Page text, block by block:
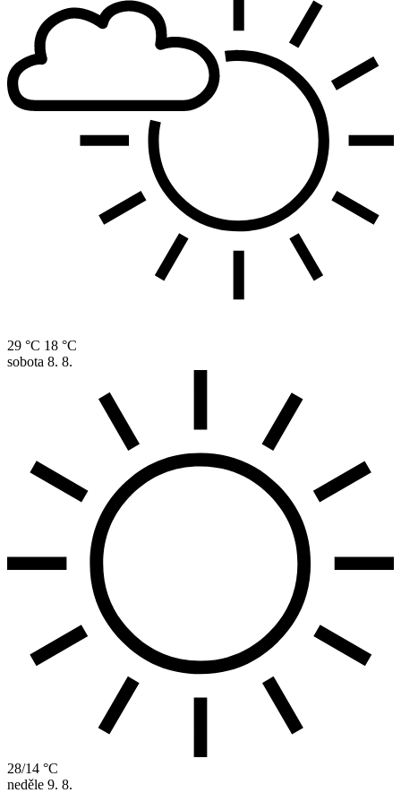
29 °C 18 °C
sobota 8. 8.
28/14 °C
neděle 9. 8.